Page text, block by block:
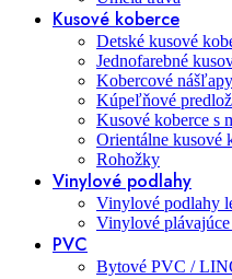
Kusové koberce
Detské kusové
Jednofarebné
Kobercové
Kúpeľňové
Kusové koberce s
Orientálne kusové
Rohožky
Vinylové podlahy
Vinylové podlahy
Vinylové
PVC
Bytové PVC /